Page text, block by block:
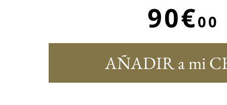
90€00
AÑADIR a mi